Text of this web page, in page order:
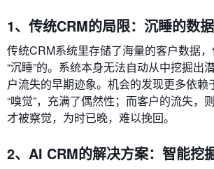
1、传统CRM的局限：沉睡的数
传统CRM系统里存储了海量的客户数据
“沉睡”的。系统本身无法自动从中挖掘出
户流失的早期迹象。机会的发现更多依赖
“嗅觉”，充满了偶然性；而客户的流失，
才被察觉，为时已晚，难以挽回。
2、AI CRM的解决方案：智能挖